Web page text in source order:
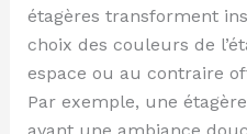
étagères transforment
choix des couleurs de
espace ou au contraire
Par exemple, une